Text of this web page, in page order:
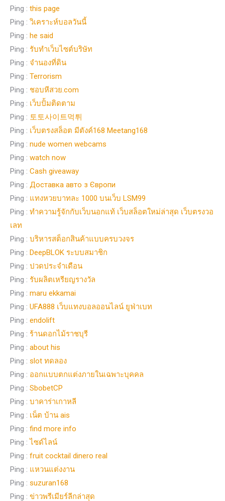
Ping : this page
Ping : วิเคราะห์บอลวันนี้
Ping : he said
Ping : รับทำเว็บไซต์บริษัท
Ping : จำนองที่ดิน
Ping : Terrorism
Ping : ชอบหีสวย.com
Ping : เว็บปั้มติดตาม
Ping : 토토사이트먹튀
Ping : เว็บตรงสล็อต มีตังค์168 Meetang168
Ping : nude women webcams
Ping : watch now
Ping : Cash giveaway
Ping : Доставка авто з Європи
Ping : แทงหวยบาทละ 1000 บนเว็บ LSM99
Ping : ทำความรู้จักกับเว็บนอกแท้ เว็บสล็อตใหม่ล่าสุด เว็บตรงวอ
เลท
Ping : บริหารสต็อกสินค้าแบบครบวงจร
Ping : DeepBLOK ระบบสมาชิก
Ping : ปวดประจำเดือน
Ping : รับผลิตเหรียญรางวัล
Ping : maru ekkamai
Ping : UFA888 เว็บแทงบอลออนไลน์ ยูฟ่าเบท
Ping : endolift
Ping : ร้านดอกไม้ราชบุรี
Ping : about his
Ping : slot ทดลอง
Ping : ออกแบบตกแต่งภายในเฉพาะบุคคล
Ping : SbobetCP
Ping : บาคาร่าเกาหลี
Ping : เน็ต บ้าน ais
Ping : find more info
Ping : ไซด์ไลน์
Ping : fruit cocktail dinero real
Ping : แหวนแต่งงาน
Ping : suzuran168
Ping : ข่าวพรีเมียร์ลีกล่าสุด